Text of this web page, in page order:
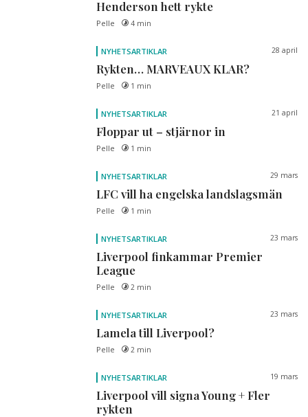
Henderson hett rykte
Pelle 4 min
NYHETSARTIKLAR 28 april
Rykten… MARVEAUX KLAR?
Pelle 1 min
NYHETSARTIKLAR 21 april
Floppar ut – stjärnor in
Pelle 1 min
NYHETSARTIKLAR 29 mars
LFC vill ha engelska landslagsmän
Pelle 1 min
NYHETSARTIKLAR 23 mars
Liverpool finkammar Premier
League
Pelle 2 min
NYHETSARTIKLAR 23 mars
Lamela till Liverpool?
Pelle 2 min
NYHETSARTIKLAR 19 mars
Liverpool vill signa Young + Fler
rykten